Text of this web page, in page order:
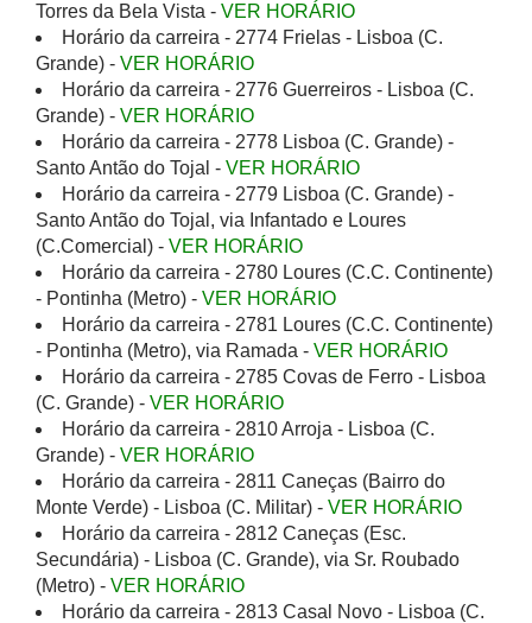
Torres da Bela Vista - VER HORÁRIO
Horário da carreira - 2774 Frielas - Lisboa (C.
Grande) - VER HORÁRIO
Horário da carreira - 2776 Guerreiros - Lisboa (C.
Grande) - VER HORÁRIO
Horário da carreira - 2778 Lisboa (C. Grande) -
Santo Antão do Tojal - VER HORÁRIO
Horário da carreira - 2779 Lisboa (C. Grande) -
Santo Antão do Tojal, via Infantado e Loures
(C.Comercial) - VER HORÁRIO
Horário da carreira - 2780 Loures (C.C. Continente)
- Pontinha (Metro) - VER HORÁRIO
Horário da carreira - 2781 Loures (C.C. Continente)
- Pontinha (Metro), via Ramada - VER HORÁRIO
Horário da carreira - 2785 Covas de Ferro - Lisboa
(C. Grande) - VER HORÁRIO
Horário da carreira - 2810 Arroja - Lisboa (C.
Grande) - VER HORÁRIO
Horário da carreira - 2811 Caneças (Bairro do
Monte Verde) - Lisboa (C. Militar) - VER HORÁRIO
Horário da carreira - 2812 Caneças (Esc.
Secundária) - Lisboa (C. Grande), via Sr. Roubado
(Metro) - VER HORÁRIO
Horário da carreira - 2813 Casal Novo - Lisboa (C.